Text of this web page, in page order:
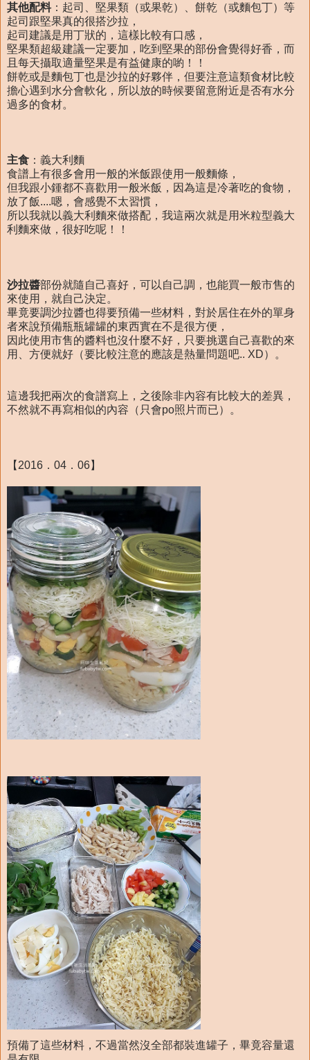
其他配料：起司、堅果類（或果乾）、餅乾（或麵包丁）等
起司跟堅果真的很搭沙拉，
起司建議是用丁狀的，這樣比較有口感，
堅果類超級建議一定要加，吃到堅果的部份會覺得好香，而
且每天攝取適量堅果是有益健康的喲！！
餅乾或是麵包丁也是沙拉的好夥伴，但要注意這類食材比較
擔心遇到水分會軟化，所以放的時候要留意附近是否有水分
過多的食材。
主食 ：義大利麵
食譜上有很多會用一般的米飯跟使用一般麵條，
但我跟小鍾都不喜歡用一般米飯，因為這是冷著吃的食物，
放了飯....嗯，會感覺不太習慣，
所以我就以義大利麵來做搭配，我這兩次就是用米粒型義大
利麵來做，很好吃呢！！
沙拉醬部份就隨自己喜好，可以自己調，也能買一般市售的
來使用，就自己決定。
畢竟要調沙拉醬也得要預備一些材料，對於居住在外的單身
者來說預備瓶瓶罐罐的東西實在不是很方便，
因此使用市售的醬料也沒什麼不好，只要挑選自己喜歡的來
用、方便就好（要比較注意的應該是熱量問題吧.. XD）。
這邊我把兩次的食譜寫上，之後除非內容有比較大的差異，
不然就不再寫相似的內容（只會po照片而已）。
【2016．04．06】
預備了這些材料，不過當然沒全部都裝進罐子，畢竟容量還